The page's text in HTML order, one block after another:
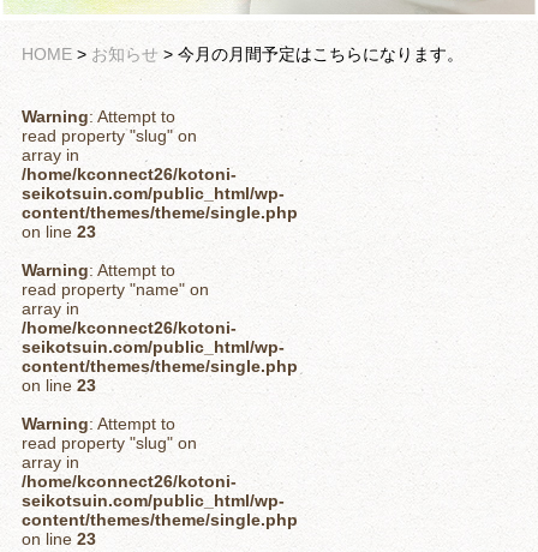
HOME> お知らせ > 今月の月間予定はこちらになります。
Warning: Attempt to
read property "slug" on
array in
/home/kconnect26/kotoni-
seikotsuin.com/public_html/wp-
content/themes/theme/single.php
on line 23
Warning: Attempt to
read property "name" on
array in
/home/kconnect26/kotoni-
seikotsuin.com/public_html/wp-
content/themes/theme/single.php
on line 23
Warning: Attempt to
read property "slug" on
array in
/home/kconnect26/kotoni-
seikotsuin.com/public_html/wp-
content/themes/theme/single.php
on line 23